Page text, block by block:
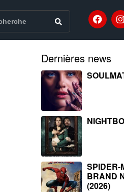
Dernières news
SPIDER-
BRAND
(2026)